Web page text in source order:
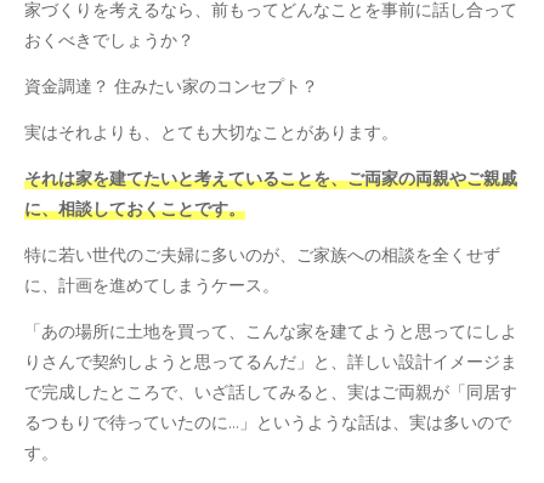
家づくりを考えるなら、前もってどんなことを事前に話し合って
おくべきでしょうか？
資金調達？ 住みたい家のコンセプト？
実はそれよりも、とても大切なことがあります。
それは家を建てたいと考えていることを、ご両家の両親やご親戚
に、相談しておくことです。
特に若い世代のご夫婦に多いのが、ご家族への相談を全くせず
に、計画を進めてしまうケース。
「あの場所に土地を買って、こんな家を建てようと思ってにしよ
りさんで契約しようと思ってるんだ」と、詳しい設計イメージま
で完成したところで、いざ話してみると、実はご両親が「同居す
るつもりで待っていたのに…」というような話は、実は多いので
す。